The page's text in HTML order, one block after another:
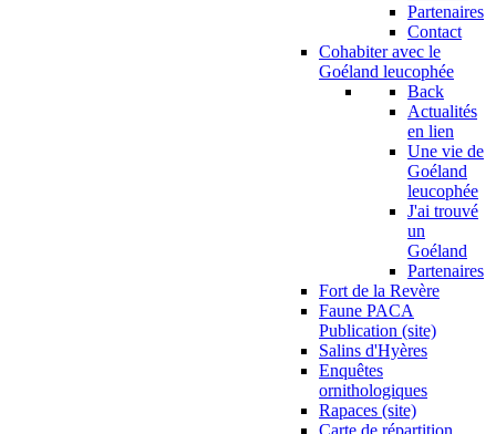
Partenaires
Contact
Cohabiter avec le
Goéland leucophée
Back
Actualités
en lien
Une vie de
Goéland
leucophée
J'ai trouvé
un
Goéland
Partenaires
Fort de la Revère
Faune PACA
Publication (site)
Salins d'Hyères
Enquêtes
ornithologiques
Rapaces (site)